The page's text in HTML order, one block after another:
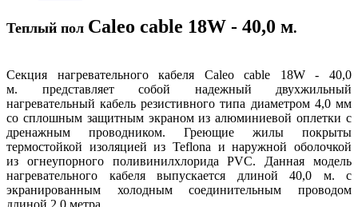
Теплый пол Caleo cable 18W - 40,0 м.
Секция нагревательного кабеля Caleo cable 18W - 40,0
м. представляет собой надежный двухжильный
нагревательный кабель резистивного типа диаметром 4,0 мм
со сплошным защитным экраном из алюминиевой оплетки с
дренажным проводником. Греющие жилы покрыты
термостойкой изоляцией из Teflona и наружной оболочкой
из огнеупорного поливинилхлорида PVC. Данная модель
нагревательного кабеля выпускается длиной 40,0 м. с
экранированным холодным соединительным проводом
длиной 2,0 метра.